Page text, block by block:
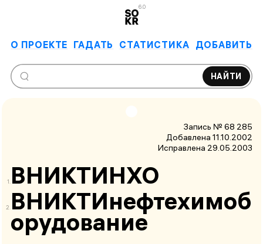
6.0
О ПРОЕКТЕ ГАДАТЬ СТАТИСТИКА ДОБАВИТЬ
НАЙТИ
Запись № 68 285
Добавлена 11.10.2002
Исправлена 29.05.2003
ВНИКТИНХО
ВНИКТИнефтехимоб
орудование